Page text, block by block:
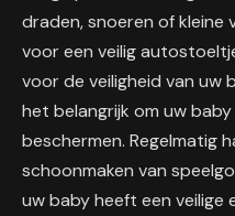
draden, snoeren of kleine
voor een veilig
voor de veiligheid van uw
het belangrijk om uw
beschermen. Regelmatig
schoonmaken van
uw baby heeft een veilige